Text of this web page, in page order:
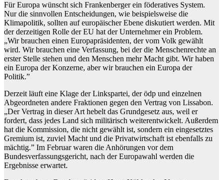
Für Europa wünscht sich Frankenberger ein föderatives System.
Nur die sinnvollen Entscheidungen, wie beispielsweise die
Klimapolitik, sollten auf europäischer Ebene diskutiert werden. Mit
der derzeitigen Rolle der EU hat der Unternehmer ein Problem.
„Wir brauchen einen Europapräsidenten, der vom Volk gewählt
wird. Wir brauchen eine Verfassung, bei der die Menschenrechte an
erster Stelle stehen und den Menschen mehr Macht gibt. Wir haben
ein Europa der Konzerne, aber wir brauchen ein Europa der
Politik.”
Derzeit läuft eine Klage der Linkspartei, der ödp und einzelnen
Abgeordneten andere Fraktionen gegen den Vertrag von Lissabon.
„Der Vertrag in dieser Art hebelt das Grundgesetz aus, weil er
fordert, dass jedes Land sich militärisch weiterentwickelt. Außerdem
hat die Kommission, die nicht gewählt ist, sondern ein eingesetztes
Gremium ist, zuviel Macht und die Privatwirtschaft ist ebenfalls zu
mächtig.” Im Februar waren die Anhörungen vor dem
Bundesverfassungsgericht, nach der Europawahl werden die
Ergebnisse erwartet.